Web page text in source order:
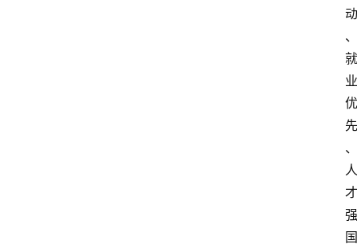
动
、
就
业
优
先
、
人
才
强
国